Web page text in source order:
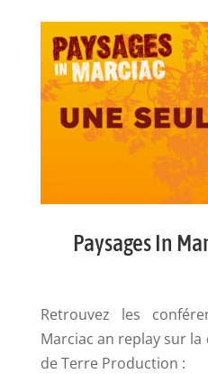
Paysages In
Retrouvez les
Marciac an replay sur la
de Terre Production :